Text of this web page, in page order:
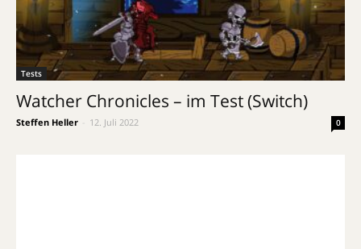
Tests
Watcher Chronicles – im Test (Switch)
Steffen Heller 12. Juli 2022 0